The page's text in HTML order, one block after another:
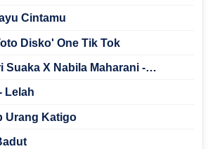
Cintamu
Disko' One Tik Tok
Suaka X Nabila Maharani -
Lelah
Urang Katigo